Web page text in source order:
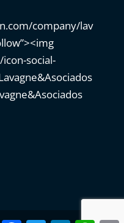
company/lav
social-